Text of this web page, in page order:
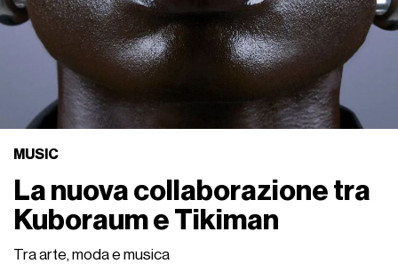
MUSIC
La nuova collaborazione tra
Kuboraum e Tikiman
Tra arte, moda e musica